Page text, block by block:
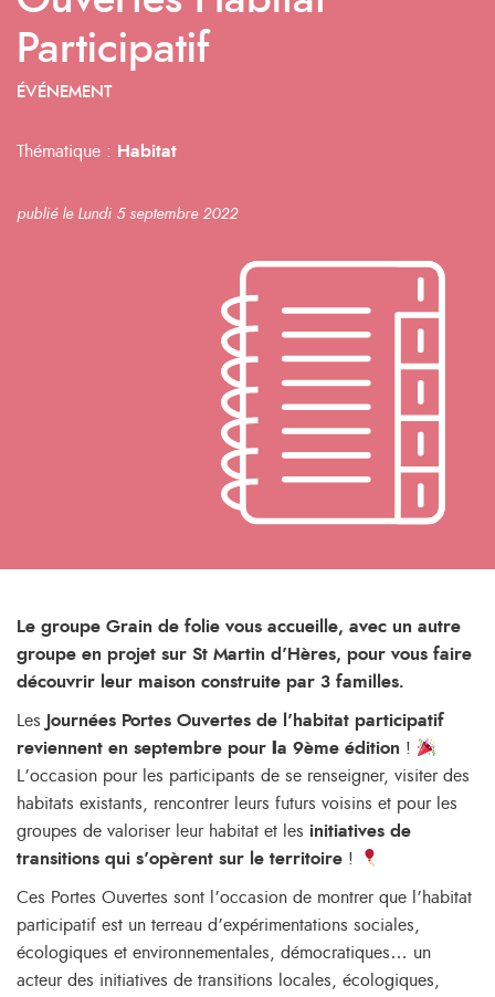
Participatif
ÉVÉNEMENT
Thématique : Habitat
publié le Lundi 5 septembre 2022
Le groupe Grain de folie vous accueille, avec un autre
groupe en projet sur St Martin d’Hères, pour vous faire
découvrir leur maison construite par 3 familles.
Les
Journées Portes Ouvertes de l’habitat participatif
reviennent en septembre pour a 9ème édition !
L’occasion pour les participants de se renseigner, visiter des
habitats existants, rencontrer leurs futurs voisins et pour les
groupes de valoriser leur habitat et les initiatives de
transitions qui s’opèrent sur le territoire !
Ces Portes Ouvertes sont l’occasion de montrer que l’habitat
participatif est un terreau d’expérimentations sociales,
écologiques et environnementales, démocratiques… un
acteur des initiatives de transitions locales, écologiques,